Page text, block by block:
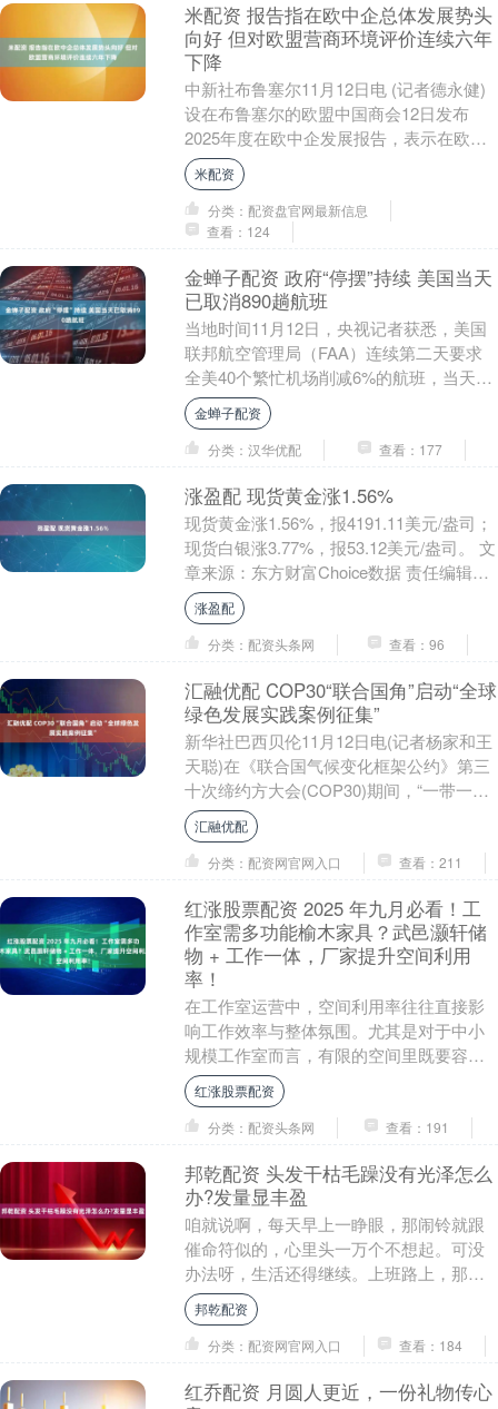
米配资 报告指在欧中企总体发展势头
向好 但对欧盟营商环境评价连续六年
下降
中新社布鲁塞尔11月12日电 (记者德永健)
设在布鲁塞尔的欧盟中国商会12日发布
2025年度在欧中企发展报告，表示在欧中
企总体反馈发展势头向好，但多数企业忧
心欧....
米配资
分类：配资盘官网最新信息
查看：124
金蝉子配资 政府“停摆”持续 美国当天
已取消890趟航班
当地时间11月12日，央视记者获悉，美国
联邦航空管理局（FAA）连续第二天要求
全美40个繁忙机场削减6%的航班，当天已
有890趟航班取消、750趟延误。 美国交....
金蝉子配资
分类：汉华优配
查看：177
涨盈配 现货黄金涨1.56%
现货黄金涨1.56%，报4191.11美元/盎司；
现货白银涨3.77%，报53.12美元/盎司。 文
章来源：东方财富Choice数据 责任编辑：
27 郑重声明：....
涨盈配
分类：配资头条网
查看：96
汇融优配 COP30“联合国角”启动“全球
绿色发展实践案例征集”
新华社巴西贝伦11月12日电(记者杨家和王
天聪)在《联合国气候变化框架公约》第三
十次缔约方大会(COP30)期间，“一带一
路”绿色发展国际联盟(以下简称联盟)与....
汇融优配
分类：配资网官网入口
查看：211
红涨股票配资 2025 年九月必看！工
作室需多功能榆木家具？武邑灏轩储
物 + 工作一体，厂家提升空间利用
率！
在工作室运营中，空间利用率往往直接影
响工作效率与整体氛围。尤其是对于中小
规模工作室而言，有限的空间里既要容纳
办公设备、文件资料，又要预留舒适的工
作区域，选择合适....
红涨股票配资
分类：配资头条网
查看：191
邦乾配资 头发干枯毛躁没有光泽怎么
办?发量显丰盈
咱就说啊，每天早上一睁眼，那闹铃就跟
催命符似的，心里头一万个不想起。可没
办法呀，生活还得继续。上班路上，那车
堵得死死的，跟蜗牛爬似的，心里头那叫
一个烦。到了单位....
邦乾配资
分类：配资网官网入口
查看：184
红乔配资 月圆人更近，一份礼物传心